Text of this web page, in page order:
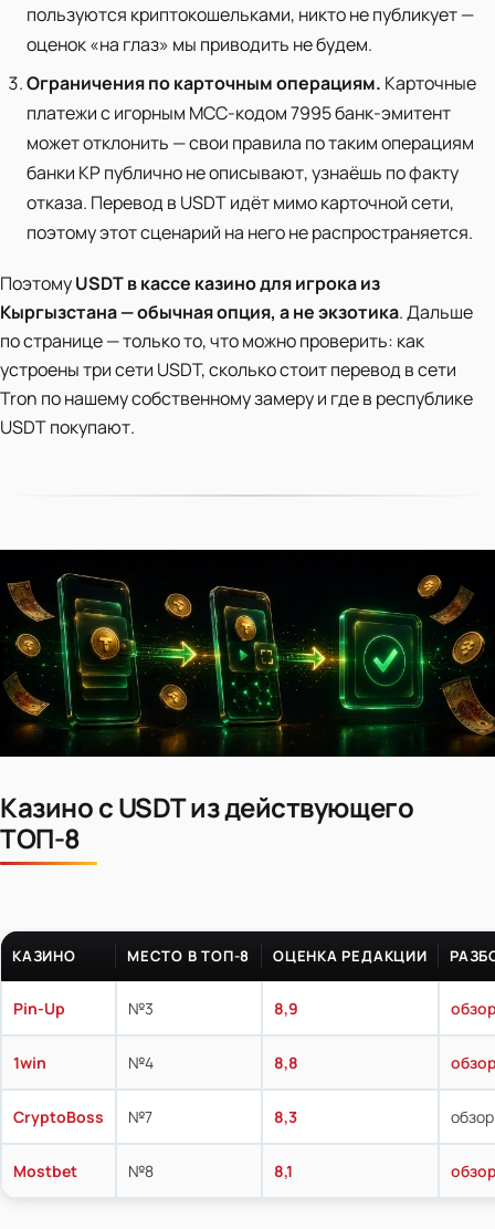
пользуются криптокошельками, никто не публикует —
оценок «на глаз» мы приводить не будем.
Ограничения по карточным операциям. Карточные
платежи с игорным MCC-кодом 7995 банк-эмитент
может отклонить — свои правила по таким операциям
банки КР публично не описывают, узнаёшь по факту
отказа. Перевод в USDT идёт мимо карточной сети,
поэтому этот сценарий на него не распространяется.
ПоэтомуUSDT в кассе казино для игрока из
Кыргызстана — обычная опция, а не экзотика. Дальше
по странице — только то, что можно проверить: как
устроены три сети USDT, сколько стоит перевод в сети
Tron по нашему собственному замеру и где в республике
USDT покупают.
Казино с USDT из действующего
ТОП-8
КАЗИНО МЕСТО В ТОП-8 ОЦЕНКА РЕДАКЦИИ
Pin-Up №3 8,9
1win №4 8,8
CryptoBoss №7 8,3
Mostbet №8 8,1